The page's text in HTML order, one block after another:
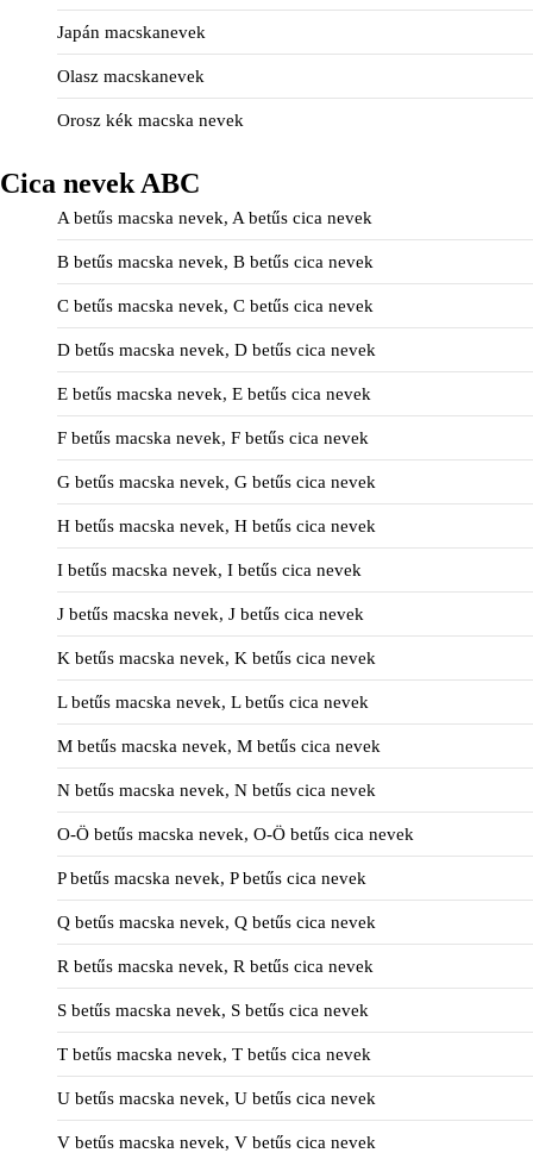
Japán macskanevek
Olasz macskanevek
Orosz kék macska nevek
Cica nevek ABC
A betűs macska nevek, A betűs cica nevek
B betűs macska nevek, B betűs cica nevek
C betűs macska nevek, C betűs cica nevek
D betűs macska nevek, D betűs cica nevek
E betűs macska nevek, E betűs cica nevek
F betűs macska nevek, F betűs cica nevek
G betűs macska nevek, G betűs cica nevek
H betűs macska nevek, H betűs cica nevek
I betűs macska nevek, I betűs cica nevek
J betűs macska nevek, J betűs cica nevek
K betűs macska nevek, K betűs cica nevek
L betűs macska nevek, L betűs cica nevek
M betűs macska nevek, M betűs cica nevek
N betűs macska nevek, N betűs cica nevek
O-Ö betűs macska nevek, O-Ö betűs cica nevek
P betűs macska nevek, P betűs cica nevek
Q betűs macska nevek, Q betűs cica nevek
R betűs macska nevek, R betűs cica nevek
S betűs macska nevek, S betűs cica nevek
T betűs macska nevek, T betűs cica nevek
U betűs macska nevek, U betűs cica nevek
V betűs macska nevek, V betűs cica nevek